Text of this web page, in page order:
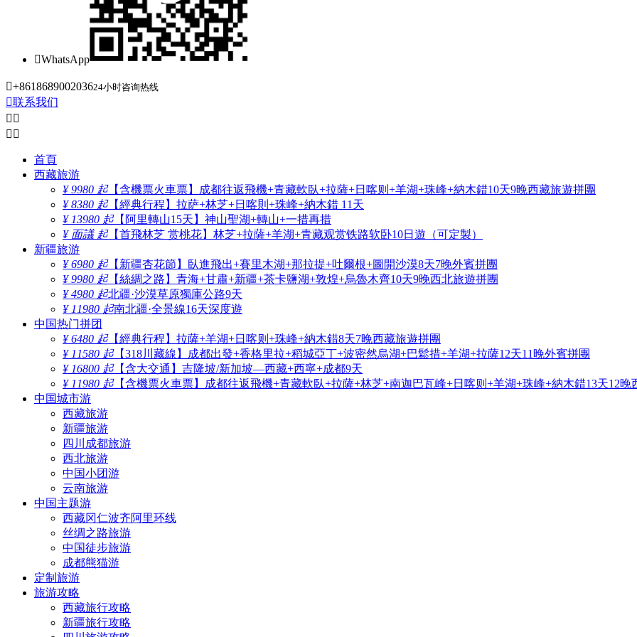
WhatsApp
+861868900203624小时咨询热线
联系我们
 
 
首頁
西藏旅游
¥ 9980 起【含機票火車票】成都往返飛機+青藏軟臥+拉薩+日喀则+羊湖+珠峰+納木錯10天9晚西藏旅遊拼團
¥ 8380 起【經典行程】拉萨+林芝+日喀則+珠峰+納木錯 11天
¥ 13980 起【阿里轉山15天】神山聖湖+轉山+一措再措
¥ 面議 起【首飛林芝 赏桃花】林芝+拉薩+羊湖+青藏观赏铁路软卧10日遊（可定製）
新疆旅游
¥ 6980 起【新疆杏花節】臥進飛出+賽里木湖+那拉提+吐爾根+圖開沙漠8天7晚外賓拼團
¥ 9980 起【絲綢之路】青海+甘肅+新疆+茶卡鹽湖+敦煌+烏魯木齊10天9晚西北旅遊拼團
¥ 4980 起北疆·沙漠草原獨庫公路9天
¥ 11980 起南北疆·全景線16天深度遊
中国热门拼团
¥ 6480 起【經典行程】拉薩+羊湖+日喀则+珠峰+納木錯8天7晚西藏旅遊拼團
¥ 11580 起【318川藏線】成都出發+香格里拉+稻城亞丁+波密然烏湖+巴鬆措+羊湖+拉薩12天11晚外賓拼團
¥ 16800 起【含大交通】吉隆坡/新加坡—西藏+西寧+成都9天
¥ 11980 起【含機票火車票】成都往返飛機+青藏軟臥+拉薩+林芝+南迦巴瓦峰+日喀则+羊湖+珠峰+納木錯13天12晚
中国城市游
西藏旅游
新疆旅游
四川成都旅游
西北旅游
中国小团游
云南旅游
中国主题游
西藏冈仁波齐阿里环线
丝绸之路旅游
中国徒步旅游
成都熊猫游
定制旅游
旅游攻略
西藏旅行攻略
新疆旅行攻略